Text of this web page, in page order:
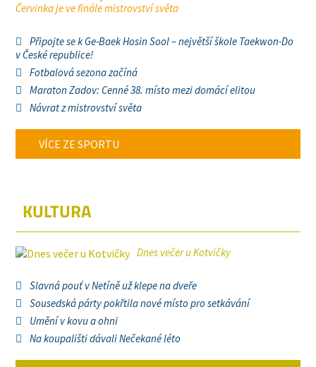
Červinka je ve finále mistrovství světa
Připojte se k Ge-Baek Hosin Sool – největší škole Taekwon-Do
v České republice!
Fotbalová sezona začíná
Maraton Zadov: Cenné 38. místo mezi domácí elitou
Návrat z mistrovství světa
VÍCE ZE SPORTU
KULTURA
Dnes večer u Kotvičky
Slavná pouť v Netíně už klepe na dveře
Sousedská párty pokřtila nové místo pro setkávání
Umění v kovu a ohni
Na koupališti dávali Nečekané léto